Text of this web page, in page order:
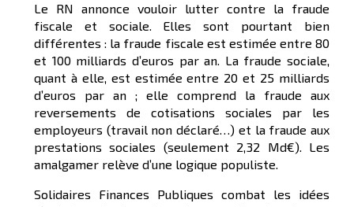
Le RN annonce vouloir lutter contre la fraude
fiscale et sociale. Elles sont pourtant bien
différentes : la fraude fiscale est estimée entre 80
et 100 milliards d’euros par an. La fraude sociale,
quant à elle, est estimée entre 20 et 25 milliards
d’euros par an ; elle comprend la fraude aux
reversements de cotisations sociales par les
employeurs (travail non déclaré…) et la fraude aux
prestations sociales (seulement 2,32 Md€). Les
amalgamer relève d’une logique populiste.
Solidaires Finances Publiques combat les idées